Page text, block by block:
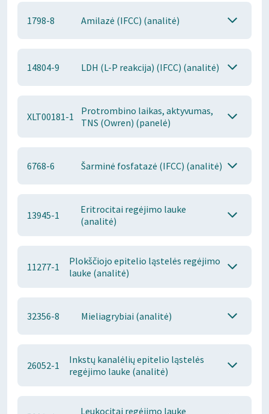
1798-8 Amilazė (IFCC) (analitė)
14804-9 LDH (L-P reakcija) (IFCC) (analitė)
XLT00181-1
Protrombino laikas, aktyvumas,
TNS (Owren) (panelė)
6768-6 Šarminė fosfatazė (IFCC) (analitė)
13945-1
Eritrocitai regėjimo lauke
(analitė)
11277-1
Plokščiojo epitelio ląstelės regėjimo
lauke (analitė)
32356-8 Mieliagrybiai (analitė)
26052-1
Inkstų kanalėlių epitelio ląstelės
regėjimo lauke (analitė)
Leukocitai regėjimo lauke